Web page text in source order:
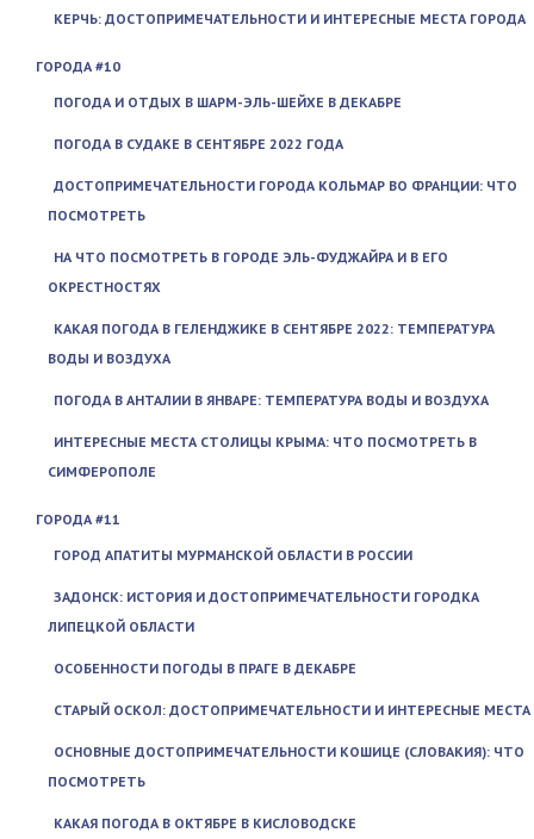
КЕРЧЬ: ДОСТОПРИМЕЧАТЕЛЬНОСТИ И ИНТЕРЕСНЫЕ МЕСТА ГОРОДА
ГОРОДА #10
ПОГОДА И ОТДЫХ В ШАРМ-ЭЛЬ-ШЕЙХЕ В ДЕКАБРЕ
ПОГОДА В СУДАКЕ В СЕНТЯБРЕ 2022 ГОДА
ДОСТОПРИМЕЧАТЕЛЬНОСТИ ГОРОДА КОЛЬМАР ВО ФРАНЦИИ: ЧТО
ПОСМОТРЕТЬ
НА ЧТО ПОСМОТРЕТЬ В ГОРОДЕ ЭЛЬ-ФУДЖАЙРА И В ЕГО
ОКРЕСТНОСТЯХ
КАКАЯ ПОГОДА В ГЕЛЕНДЖИКЕ В СЕНТЯБРЕ 2022: ТЕМПЕРАТУРА
ВОДЫ И ВОЗДУХА
ПОГОДА В АНТАЛИИ В ЯНВАРЕ: ТЕМПЕРАТУРА ВОДЫ И ВОЗДУХА
ИНТЕРЕСНЫЕ МЕСТА СТОЛИЦЫ КРЫМА: ЧТО ПОСМОТРЕТЬ В
СИМФЕРОПОЛЕ
ГОРОДА #11
ГОРОД АПАТИТЫ МУРМАНСКОЙ ОБЛАСТИ В РОССИИ
ЗАДОНСК: ИСТОРИЯ И ДОСТОПРИМЕЧАТЕЛЬНОСТИ ГОРОДКА
ЛИПЕЦКОЙ ОБЛАСТИ
ОСОБЕННОСТИ ПОГОДЫ В ПРАГЕ В ДЕКАБРЕ
СТАРЫЙ ОСКОЛ: ДОСТОПРИМЕЧАТЕЛЬНОСТИ И ИНТЕРЕСНЫЕ МЕСТА
ОСНОВНЫЕ ДОСТОПРИМЕЧАТЕЛЬНОСТИ КОШИЦЕ (СЛОВАКИЯ): ЧТО
ПОСМОТРЕТЬ
КАКАЯ ПОГОДА В ОКТЯБРЕ В КИСЛОВОДСКЕ